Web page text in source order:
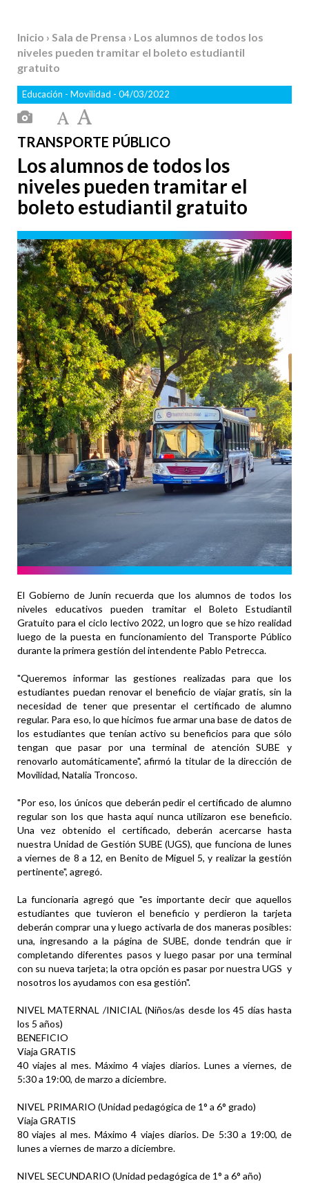
Inicio › Sala de Prensa › Los alumnos de todos los
niveles pueden tramitar el boleto estudiantil
gratuito
Educación - Movilidad - 04/03/2022
TRANSPORTE PÚBLICO
Los alumnos de todos los
niveles pueden tramitar el
boleto estudiantil gratuito
El Gobierno de Junín recuerda que los alumnos de todos los
niveles educativos pueden tramitar el Boleto Estudiantil
Gratuito para el ciclo lectivo 2022, un logro que se hizo realidad
luego de la puesta en funcionamiento del Transporte Público
durante la primera gestión del intendente Pablo Petrecca.
"Queremos informar las gestiones realizadas para que los
estudiantes puedan renovar el beneficio de viajar gratis, sin la
necesidad de tener que presentar el certificado de alumno
regular. Para eso, lo que hicimos fue armar una base de datos de
los estudiantes que tenían activo su beneficios para que sólo
tengan que pasar por una terminal de atención SUBE y
renovarlo automáticamente", afirmó la titular de la dirección de
Movilidad, Natalia Troncoso.
"Por eso, los únicos que deberán pedir el certificado de alumno
regular son los que hasta aquí nunca utilizaron ese beneficio.
Una vez obtenido el certificado, deberán acercarse hasta
nuestra Unidad de Gestión SUBE (UGS), que funciona de lunes
a viernes de 8 a 12, en Benito de Miguel 5, y realizar la gestión
pertinente", agregó.
La funcionaria agregó que "es importante decir que aquellos
estudiantes que tuvieron el beneficio y perdieron la tarjeta
deberán comprar una y luego activarla de dos maneras posibles:
una, ingresando a la página de SUBE, donde tendrán que ir
completando diferentes pasos y luego pasar por una terminal
con su nueva tarjeta; la otra opción es pasar por nuestra UGS y
nosotros los ayudamos con esa gestión".
NIVEL MATERNAL /INICIAL (Niños/as desde los 45 días hasta
los 5 años)
BENEFICIO
Viaja GRATIS
40 viajes al mes. Máximo 4 viajes diarios. Lunes a viernes, de
5:30 a 19:00, de marzo a diciembre.
NIVEL PRIMARIO (Unidad pedagógica de 1° a 6° grado)
Viaja GRATIS
80 viajes al mes. Máximo 4 viajes diarios. De 5:30 a 19:00, de
lunes a viernes de marzo a diciembre.
NIVEL SECUNDARIO (Unidad pedagógica de 1° a 6° año)